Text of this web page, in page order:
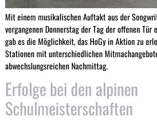
Mit einem musikalischen Auftakt aus der
vergangenen Donnerstag der Tag der offenen Tür
gab es die Möglichkeit, das HoGy in Aktion zu
Stationen mit unterschiedlichen
abwechslungsreichen Nachmittag.
Erfolge bei den alpinen
Schulmeisterschaften